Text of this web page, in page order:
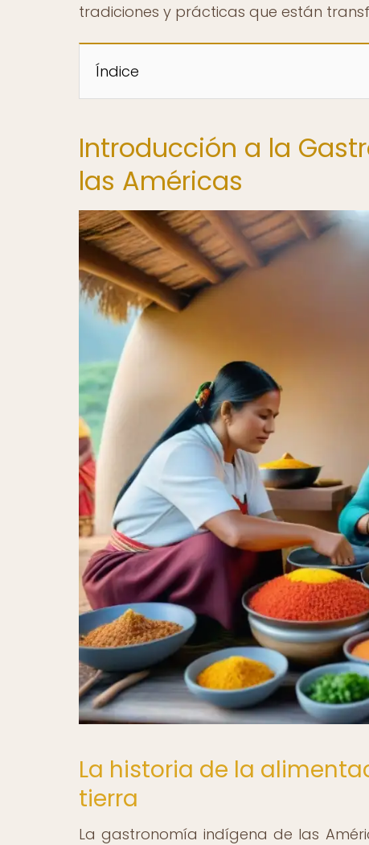
tradiciones y prácticas que están
Índice
Introducción a la
las Américas
La historia de la
tierra
La gastronomía indígena de las